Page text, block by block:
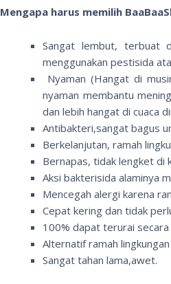
Mengapa harus memilih
Sangat lembut, terbuat
menggunakan pestisida
Nyaman (Hangat di
nyaman membantu
dan lebih hangat di cuaca
Antibakteri,sangat bagus
Berkelanjutan, ramah
Bernapas, tidak lengket di
Aksi bakterisida alaminya
Mencegah alergi karena
Cepat kering dan tidak
100% dapat terurai secara
Alternatif ramah
Sangat tahan lama,awet.